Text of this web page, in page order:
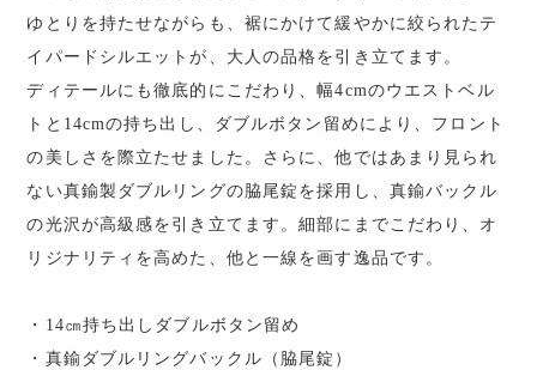
ゆとりを持たせながらも、裾にかけて緩やかに絞られたテ
イパードシルエットが、大人の品格を引き立てます。
ディテールにも徹底的にこだわり、幅4cmのウエストベル
トと14cmの持ち出し、ダブルボタン留めにより、フロント
の美しさを際立たせました。さらに、他ではあまり見られ
ない真鍮製ダブルリングの脇尾錠を採用し、真鍮バックル
の光沢が高級感を引き立てます。細部にまでこだわり、オ
リジナリティを高めた、他と一線を画す逸品です。
・14㎝持ち出しダブルボタン留め
・真鍮ダブルリングバックル（脇尾錠）